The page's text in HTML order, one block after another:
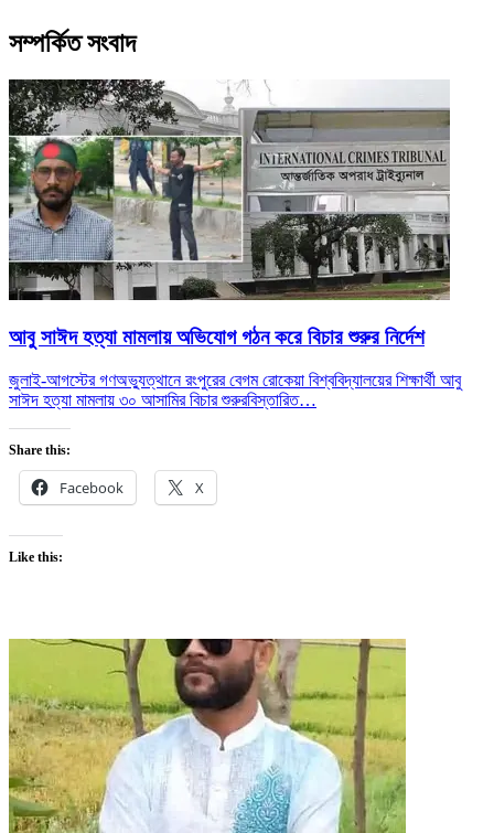
সম্পর্কিত সংবাদ
আবু সাঈদ হত্যা মামলায় অভিযোগ গঠন করে বিচার শুরুর নির্দেশ
জুলাই-আগস্টের গণঅভ্যুত্থানে রংপুরের বেগম রোকেয়া বিশ্ববিদ্যালয়ের শিক্ষার্থী আবু
সাঈদ হত্যা মামলায় ৩০ আসামির বিচার শুরুরবিস্তারিত…
Share this:
Facebook X
Like this: